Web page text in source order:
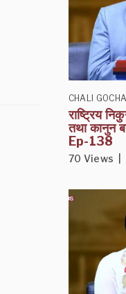
CHALI
राष्ट्रिय
तथा कानुन
Ep-138
70 Views |